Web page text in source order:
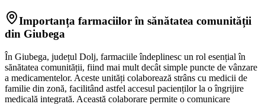
Importanța farmaciilor în sănătatea comunității
din Giubega
În Giubega, județul Dolj, farmaciile îndeplinesc un rol esențial în
sănătatea comunității, fiind mai mult decât simple puncte de vânzare
a medicamentelor. Aceste unități colaborează strâns cu medicii de
familie din zonă, facilitând astfel accesul pacienților la o îngrijire
medicală integrată. Această colaborare permite o comunicare